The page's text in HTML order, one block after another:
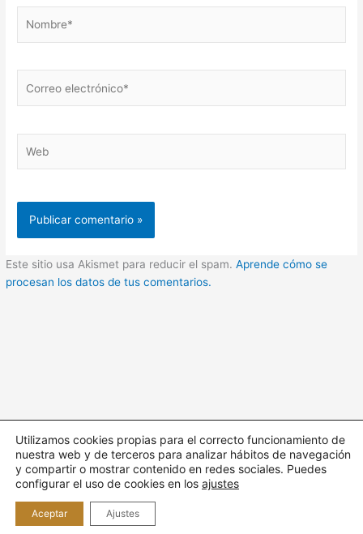
electrónico*
Este sitio usa Akismet para reducir el spam.Aprende cómo se
procesan los datos de tus comentarios.
Todos los derechos © 2026 Cuidando | Funciona gracias aTema
Astra para WordPress
Utilizamos cookies propias para el correcto funcionamiento de
nuestra web y de terceros para analizar hábitos de navegación
y compartir o mostrar contenido en redes sociales. Puedes
configurar el uso de cookies en los ajustes
Aceptar Ajustes